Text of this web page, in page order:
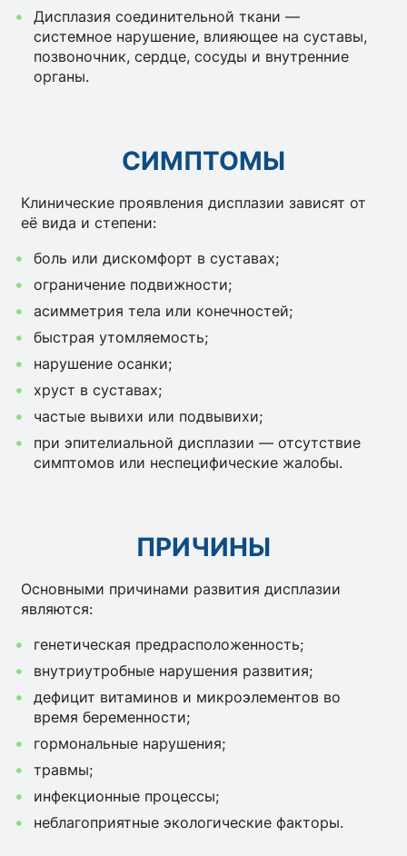
Дисплазия соединительной ткани —
системное нарушение, влияющее на суставы,
позвоночник, сердце, сосуды и внутренние
органы.
СИМПТОМЫ
Клинические проявления дисплазии зависят от
её вида и степени:
боль или дискомфорт в суставах;
ограничение подвижности;
асимметрия тела или конечностей;
быстрая утомляемость;
нарушение осанки;
хруст в суставах;
частые вывихи или подвывихи;
при эпителиальной дисплазии — отсутствие
симптомов или неспецифические жалобы.
ПРИЧИНЫ
Основными причинами развития дисплазии
являются:
генетическая предрасположенность;
внутриутробные нарушения развития;
дефицит витаминов и микроэлементов во
время беременности;
гормональные нарушения;
травмы;
инфекционные процессы;
неблагоприятные экологические факторы.